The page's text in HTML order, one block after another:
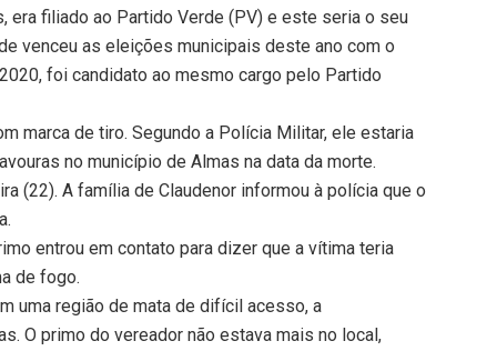
era filiado ao Partido Verde (PV) e este seria o seu
venceu as eleições municipais deste ano com o
foi candidato ao mesmo cargo pelo Partido
marca de tiro. Segundo a Polícia Militar, ele estaria
no município de Almas na data da morte.
(22). A família de Claudenor informou à polícia que o
entrou em contato para dizer que a vítima teria
de fogo.
uma região de mata de difícil acesso, a
O primo do vereador não estava mais no local,